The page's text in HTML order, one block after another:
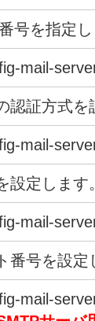
号を指定し
mail-
認証方式を
mail-
設定します。
mail-
番号を設定
mail-